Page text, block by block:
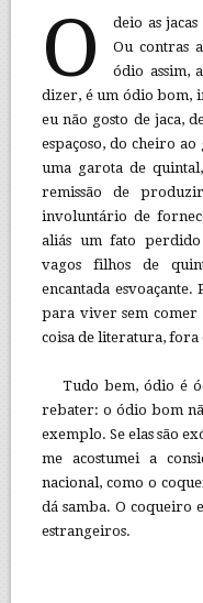
O
deio as
Ou contras
ódio assim,
dizer, é um ódio bom,
eu não gosto de jaca,
espaçoso, do cheiro ao
uma garota de
remissão de
involuntário de
aliás um fato
vagos filhos de
encantada
para viver sem comer
coisa de literatura, fora
Tudo bem, ódio é
rebater: o ódio bom
exemplo. Se elas são
me acostumei a
nacional, como o
dá samba. O coqueiro
estrangeiros.